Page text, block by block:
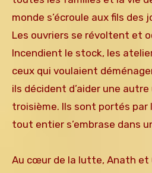
monde s’écroule aux fils des
Les ouvriers se révoltent et
Incendient le stock, les
ceux qui voulaient
ils décident d’aider une autre
troisième. Ils sont portés par
tout entier s’embrase dans
Au cœur de la lutte, Anath et